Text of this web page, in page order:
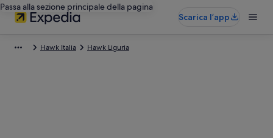
Passa alla sezione principale della pagina
Scarica l’app
Hawk Italia Hawk Liguria